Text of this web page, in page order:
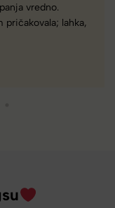
vredno.
lahka,